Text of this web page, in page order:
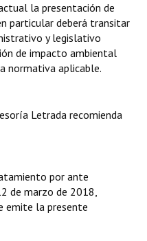
la presentación de
particular deberá transitar
y legislativo
de impacto ambiental
normativa aplicable.
Letrada recomienda
por ante
de marzo de 2018,
emite la presente